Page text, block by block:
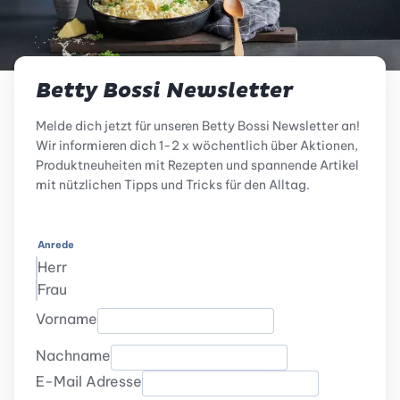
Betty Bossi Newsletter
Melde dich jetzt für unseren Betty Bossi Newsletter an!
Wir informieren dich 1-2 x wöchentlich über Aktionen,
Produktneuheiten mit Rezepten und spannende Artikel
mit nützlichen Tipps und Tricks für den Alltag.
Anrede
Herr
Frau
Vorname
Nachname
E-Mail Adresse